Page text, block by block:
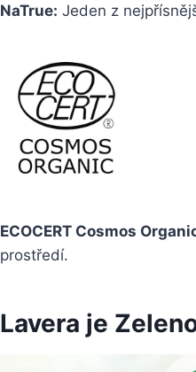
NaTrue: Jeden z
ECOCERT Cosmos
prostředí.
Lavera je